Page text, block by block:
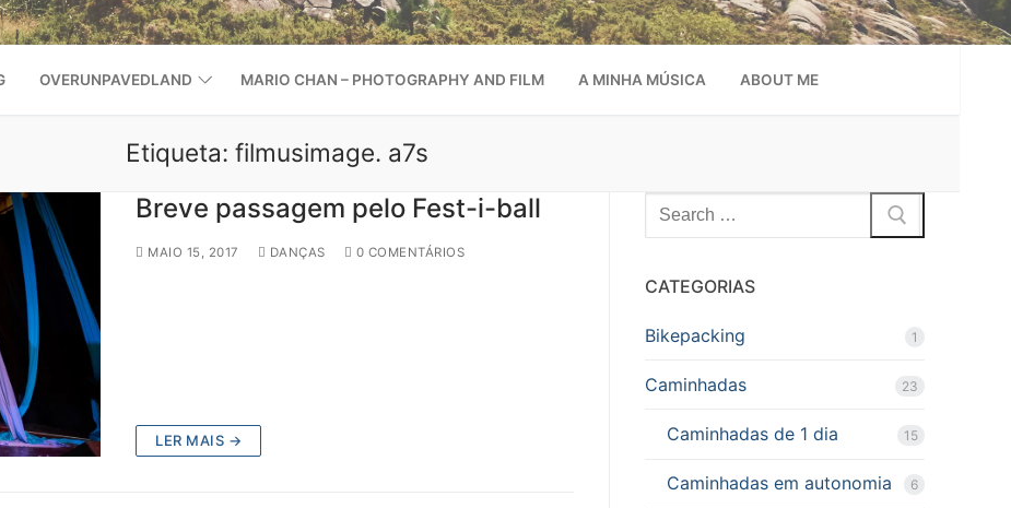
OVERUNPAVEDLAND MARIO CHAN – PHOTOGRAPHY AND FILM A MINHA MÚSICA ABOUT ME
Etiqueta: filmusimage. a7s
Breve passagem pelo Fest-i-ball
MAIO 15, 2017 DANÇAS 0 COMENTÁRIOS
LER MAIS →
Pesquisar
por:
CATEGORIAS
Bikepacking 1
Caminhadas 23
Caminhadas de 1 dia 15
Caminhadas em autonomia 6